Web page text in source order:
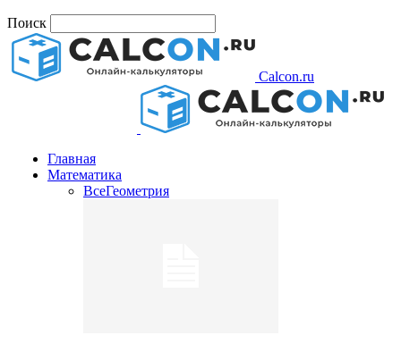
Поиск
Calcon.ru
Главная
Математика
ВсеГеометрия